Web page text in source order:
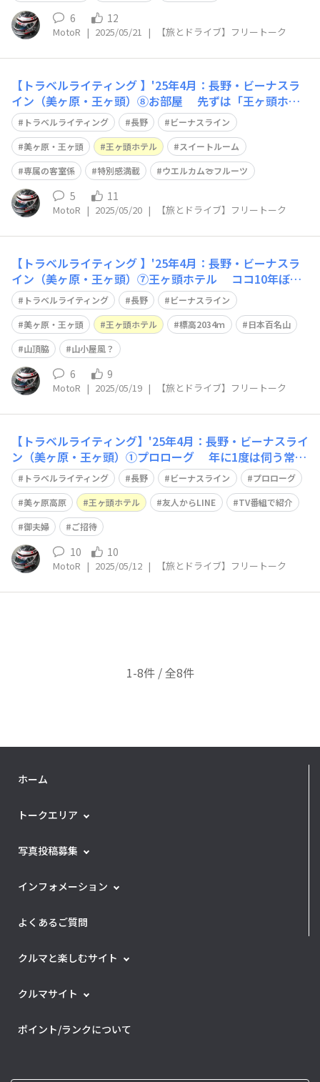
6 12
MotoR | 2025/05/21 | 【旅とドライブ】フリートーク
【トラベルライティング 】'25年4月：長野・ビーナスラ
イン（美ヶ原・王ヶ頭）⑧お部屋 先ずは「王ヶ頭ホテ
ル」客室のご紹介 ヘビーリピーターなので、全タイプに
宿泊したことが有りますが 一番良かったのは一昨年泊っ
た、東館360号室特別室でした🙂 （但し、J○Bが年間を
通じて殆んど押さえています）
トラベルライティング 長野
ビーナスライン
美ヶ原・王ヶ頭
王ヶ頭ホテル
スイートルーム
専属の客室係
特別感満載 ウエルカム🍈フルーツ
5 11
MotoR | 2025/05/20 | 【旅とドライブ】フリートーク
【トラベルライティング 】'25年4月：長野・ビーナスラ
イン（美ヶ原・王ヶ頭）⑦王ヶ頭ホテル ココ10年ぼ
ど、年に1度のペースで伺う「王ヶ頭ホテル」のご紹介 標
高2,034ｍの日本百名山「王ヶ頭」の山頂脇に建つホテル
です🙂 国定公園に指定される前から建つ、避難小屋が
起源ですので 外観もホテル
トラベルライティング 長野
ビーナスライン
美ヶ原・王ヶ頭
王ヶ頭ホテル 標高2034ｍ
日本百名山
山頂脇
山小屋風？
6 9
MotoR | 2025/05/19 | 【旅とドライブ】フリートーク
【トラベルライティング】'25年4月：長野・ビーナスライ
ン（美ヶ原・王ヶ頭）①プロローグ 年に1度は伺う常
宿、美ヶ原高原『王ヶ頭ホテル』 https://waigaya-base.
honda.co.jp/chats/a1lenyrealknbm2k ココ10年、毎年
欠かさず行っていたのに 昨年は
トラベルライティング 長野 ビーナスライン
プロローグ
美ヶ原高原
王ヶ頭ホテル 友人からLINE
TV番組で紹介
御夫婦
ご招待
10 10
MotoR | 2025/05/12 | 【旅とドライブ】フリートーク
1-8件 / 全8件
ホーム
トークエリア
写真投稿募集
インフォメーション
よくあるご質問
クルマと楽しむサイト
クルマサイト
ポイント/ランクについて